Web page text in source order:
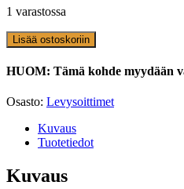
1 varastossa
Lisää ostoskoriin
HUOM: Tämä kohde myydään
Osasto: Levysoittimet
Kuvaus
Tuotetiedot
Kuvaus